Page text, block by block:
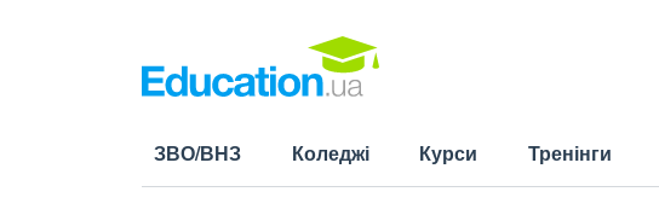
ЗВО/ВНЗ Коледжі Курси Тренінги